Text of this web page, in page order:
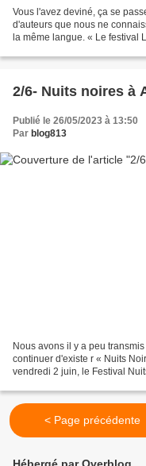
Vous l'avez deviné, ça se
d'auteurs que nous ne
la même langue. « Le festival
2/6- Nuits noires à
Publié le 26/05/2023 à 13:50
Par blog813
Nous avons il y a peu
continuer d'existe r « Nuits
vendredi 2 juin, le Festival
< Page précédente